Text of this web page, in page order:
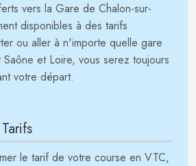
vers la Gare de Chalon-sur-
disponibles à des tarifs
ou aller à n'importe quelle gare
et Loire, vous serez toujours
votre départ.
le tarif de votre course en VTC,